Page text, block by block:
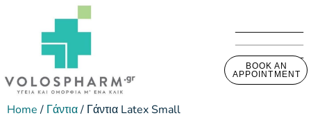
BOOK AN
APPOINTMENT
Home/ Γάντια/ Γάντια Latex Small